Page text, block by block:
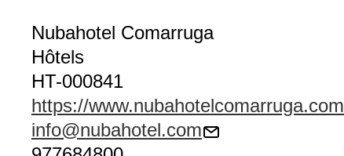
Nubahotel Comarruga
Hôtels
HT-000841
https://www.nubahotelcomarruga.com
info@nubahotel.com